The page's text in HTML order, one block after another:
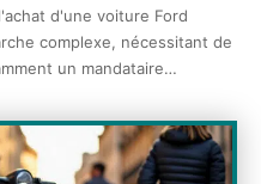
d'une voiture Ford
complexe, nécessitant de
un mandataire…